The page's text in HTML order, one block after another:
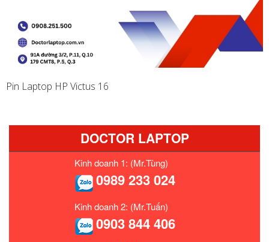
Pin Laptop HP Victus 16
DOCTOR LAPTOP
Kinh doanh 1: (Mr.Tùng)
0989 233 024
Kinh doanh 2: (Mr.Tuấn)
0903 844 406